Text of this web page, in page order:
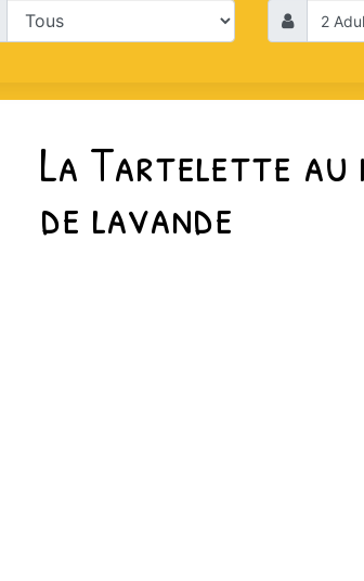
La Tartelette au
de lavande